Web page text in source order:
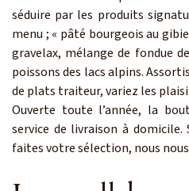
séduire par les produits
menu ; « pâté bourgeois au
gravelax, mélange de fondue
poissons des lacs alpins.
de plats traiteur, variez les
Ouverte toute l’année, la
service de livraison à
faites votre sélection, nous